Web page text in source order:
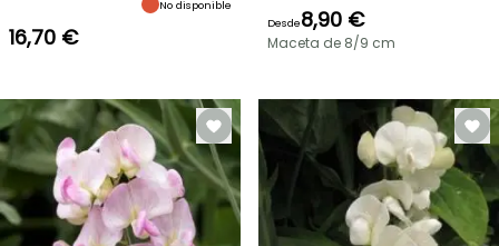
OFERTA
RELÁMPAGO
¡HASTA
UN
30
%
No disponible
16,70 €
Desde8,90 €
Maceta de 8/9 cm